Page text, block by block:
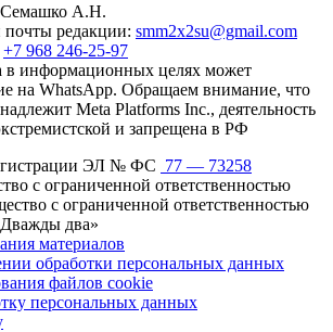
Семашко А.Н.
почты редакции: smm2x2su@gmail.com
+7 968 246-25-97
в информационных целях может
на WhatsApp. Обращаем внимание, что
Meta Platforms Inc., деятельность
и запрещена в РФ
ЭЛ № ФС 77 — 73258
с ограниченной ответственностью
с ограниченной ответственностью
два»
материалов
обработки персональных данных
файлов cookie
персональных данных